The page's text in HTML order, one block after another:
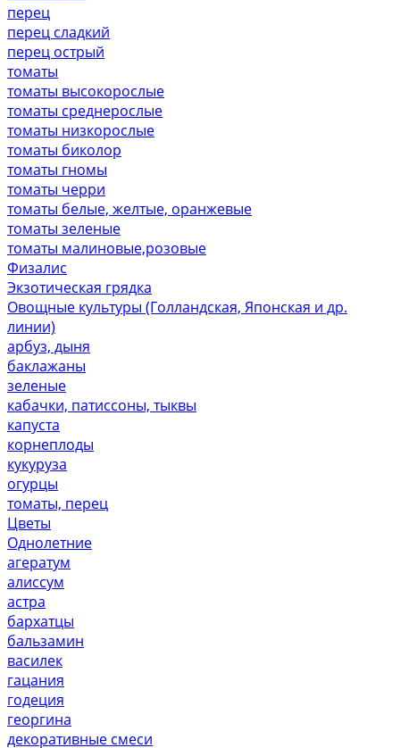
перец
перец сладкий
перец острый
томаты
томаты высокорослые
томаты среднерослые
томаты низкорослые
томаты биколор
томаты гномы
томаты черри
томаты белые, желтые, оранжевые
томаты зеленые
томаты малиновые,розовые
Физалис
Экзотическая грядка
Овощные культуры (Голландская, Японская и др.
линии)
арбуз, дыня
баклажаны
зеленые
кабачки, патиссоны, тыквы
капуста
корнеплоды
кукуруза
огурцы
томаты, перец
Цветы
Однолетние
агератум
алиссум
астра
бархатцы
бальзамин
василек
гацания
годеция
георгина
декоративные смеси